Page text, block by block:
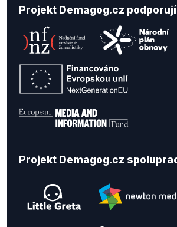
Projekt Demagog.cz
Projekt Demagog.cz